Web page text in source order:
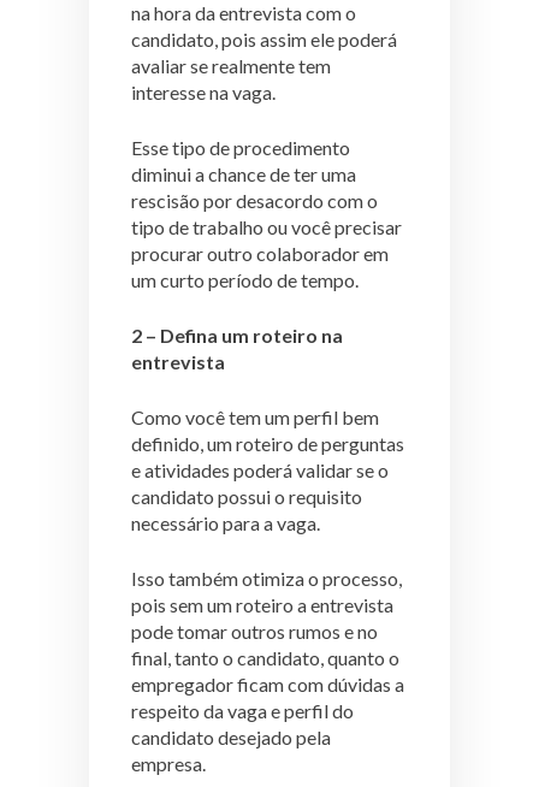
na hora da entrevista com o
candidato, pois assim ele poderá
avaliar se realmente tem
interesse na vaga.
Esse tipo de procedimento
diminui a chance de ter uma
rescisão por desacordo com o
tipo de trabalho ou você precisar
procurar outro colaborador em
um curto período de tempo.
2 – Defina um roteiro na
entrevista
Como você tem um perfil bem
definido, um roteiro de perguntas
e atividades poderá validar se o
candidato possui o requisito
necessário para a vaga.
Isso também otimiza o processo,
pois sem um roteiro a entrevista
pode tomar outros rumos e no
final, tanto o candidato, quanto o
empregador ficam com dúvidas a
respeito da vaga e perfil do
candidato desejado pela
empresa.